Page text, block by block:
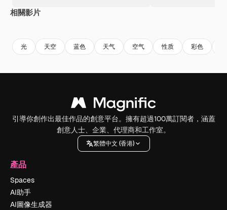
相關影片
光 天空 蓝色 天气 空气 性质 彩色
引導你創作出最佳作品的創意平台。擁有超過100萬訂閱者，涵蓋
創意人士、企業、代理商和工作室。
繁體中文 (香港)
產品
Spaces
AI助手
AI圖像生成器